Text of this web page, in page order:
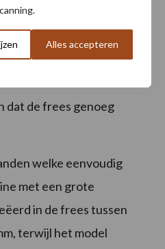
Alles accepteren
van 590 mm.
dat de frees genoeg
welke eenvoudig
met een grote
in de frees tussen
terwijl het model